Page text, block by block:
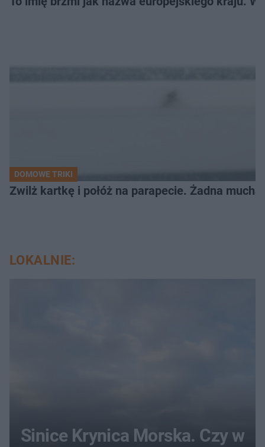
DOMOWE TRIKI
Zwilż kartkę i połóż na parapecie. Żadna
LOKALNIE:
Sinice Krynica Morska. Czy w